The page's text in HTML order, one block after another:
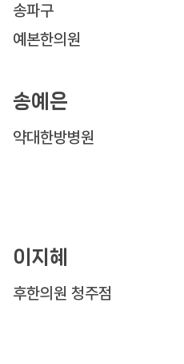
송파구
예본한의원
송예은
약대한방병원
이지혜
후한의원 청주점